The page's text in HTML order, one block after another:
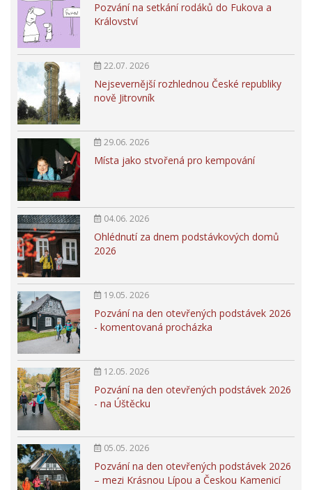
Pozvání na setkání rodáků do Fukova a
Království
22.07. 2026
Nejsevernější rozhlednou České republiky
nově Jitrovník
29.06. 2026
Místa jako stvořená pro kempování
04.06. 2026
Ohlédnutí za dnem podstávkových domů
2026
19.05. 2026
Pozvání na den otevřených podstávek 2026
- komentovaná procházka
12.05. 2026
Pozvání na den otevřených podstávek 2026
- na Úštěcku
05.05. 2026
Pozvání na den otevřených podstávek 2026
– mezi Krásnou Lípou a Českou Kamenicí